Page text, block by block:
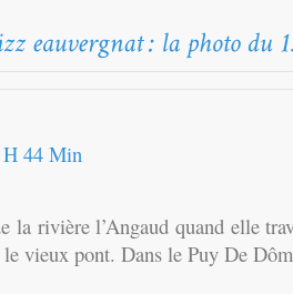
H 44 Min
la rivière l’Angaud quand elle
vieux pont. Dans le Puy De